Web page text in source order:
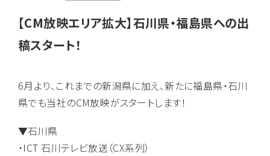
【CM放映エリア拡大】石川県・福島県への出
稿スタート！
6月より、これまでの新潟県に加え、新たに福島県・石川
県でも当社のCM放映がスタートします！
▼石川県
・ICT 石川テレビ放送（CX系列）